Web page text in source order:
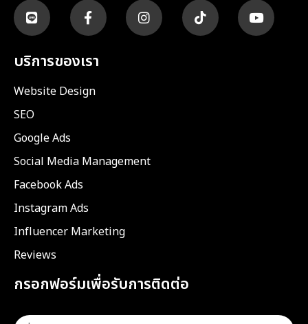
บริการของเรา
Website Design
SEO
Google Ads
Social Media Management
Facebook Ads
Instagram Ads
Influencer Marketing
Reviews
กรอกฟอร์มเพื่อรับการติดต่อ